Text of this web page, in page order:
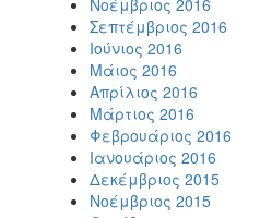
Νοέμβριος 2016
Σεπτέμβριος 2016
Ιούνιος 2016
Μάιος 2016
Απρίλιος 2016
Μάρτιος 2016
Φεβρουάριος 2016
Ιανουάριος 2016
Δεκέμβριος 2015
Νοέμβριος 2015